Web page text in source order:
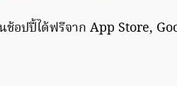
ช้อปปี้ได้ฟรีจาก App Store,